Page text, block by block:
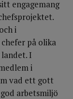
engagemang
i
på olika
I
i
vad ett gott
arbetsmiljö